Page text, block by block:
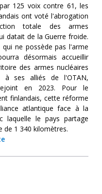
125 voix contre 61, les
ont voté l'abrogation
totale des armes
datait de la Guerre froide.
qui ne possède pas l'arme
désormais accueillir
des armes nucléaires
à ses alliés de l'OTAN,
en 2023. Pour le
finlandais, cette réforme
atlantique face à la
laquelle le pays partage
de 1 340 kilomètres.